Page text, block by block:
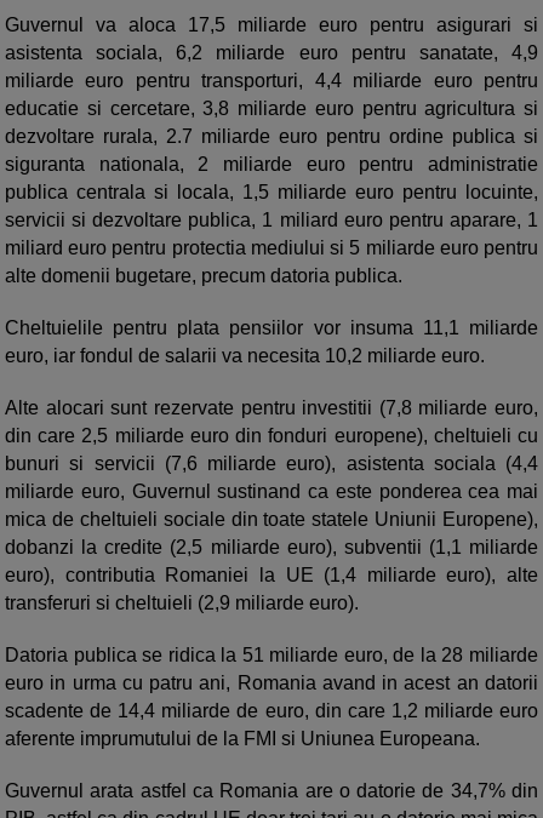
Guvernul va aloca 17,5 miliarde euro pentru asigurari si
asistenta sociala, 6,2 miliarde euro pentru sanatate, 4,9
miliarde euro pentru transporturi, 4,4 miliarde euro pentru
educatie si cercetare, 3,8 miliarde euro pentru agricultura si
dezvoltare rurala, 2.7 miliarde euro pentru ordine publica si
siguranta nationala, 2 miliarde euro pentru administratie
publica centrala si locala, 1,5 miliarde euro pentru locuinte,
servicii si dezvoltare publica, 1 miliard euro pentru aparare, 1
miliard euro pentru protectia mediului si 5 miliarde euro pentru
alte domenii bugetare, precum datoria publica.
Cheltuielile pentru plata pensiilor vor insuma 11,1 miliarde
euro, iar fondul de salarii va necesita 10,2 miliarde euro.
Alte alocari sunt rezervate pentru investitii (7,8 miliarde euro,
din care 2,5 miliarde euro din fonduri europene), cheltuieli cu
bunuri si servicii (7,6 miliarde euro), asistenta sociala (4,4
miliarde euro, Guvernul sustinand ca este ponderea cea mai
mica de cheltuieli sociale din toate statele Uniunii Europene),
dobanzi la credite (2,5 miliarde euro), subventii (1,1 miliarde
euro), contributia Romaniei la UE (1,4 miliarde euro), alte
transferuri si cheltuieli (2,9 miliarde euro).
Datoria publica se ridica la 51 miliarde euro, de la 28 miliarde
euro in urma cu patru ani, Romania avand in acest an datorii
scadente de 14,4 miliarde de euro, din care 1,2 miliarde euro
aferente imprumutului de la FMI si Uniunea Europeana.
Guvernul arata astfel ca Romania are o datorie de 34,7% din